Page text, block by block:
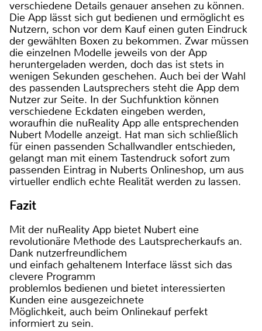
verschiedene Details genauer ansehen zu können.
Die App lässt sich gut bedienen und ermöglicht es
Nutzern, schon vor dem Kauf einen guten Eindruck
der gewählten Boxen zu bekommen. Zwar müssen
die einzelnen Modelle jeweils von der App
heruntergeladen werden, doch das ist stets in
wenigen Sekunden geschehen. Auch bei der Wahl
des passenden Lautsprechers steht die App dem
Nutzer zur Seite. In der Suchfunktion können
verschiedene Eckdaten eingeben werden,
woraufhin die nuReality App alle entsprechenden
Nubert Modelle anzeigt. Hat man sich schließlich
für einen passenden Schallwandler entschieden,
gelangt man mit einem Tastendruck sofort zum
passenden Eintrag in Nuberts Onlineshop, um aus
virtueller endlich echte Realität werden zu lassen.
Fazit
Mit der nuReality App bietet Nubert eine
revolutionäre Methode des Lautsprecherkaufs an.
Dank nutzerfreundlichem
und einfach gehaltenem Interface lässt sich das
clevere Programm
problemlos bedienen und bietet interessierten
Kunden eine ausgezeichnete
Möglichkeit, auch beim Onlinekauf perfekt
informiert zu sein.